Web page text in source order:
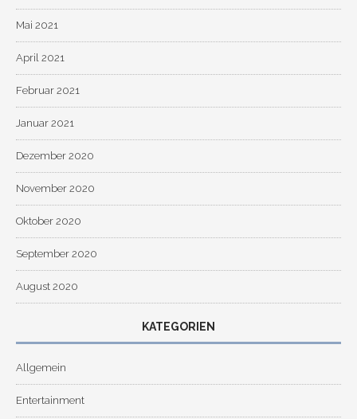
Mai 2021
April 2021
Februar 2021
Januar 2021
Dezember 2020
November 2020
Oktober 2020
September 2020
August 2020
KATEGORIEN
Allgemein
Entertainment